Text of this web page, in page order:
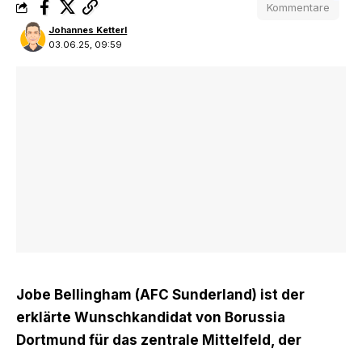
03.06.25, 09:59
Johannes Ketterl
Kommentare
Jobe Bellingham (AFC Sunderland) ist der
erklärte Wunschkandidat von Borussia
Dortmund für das zentrale Mittelfeld, der